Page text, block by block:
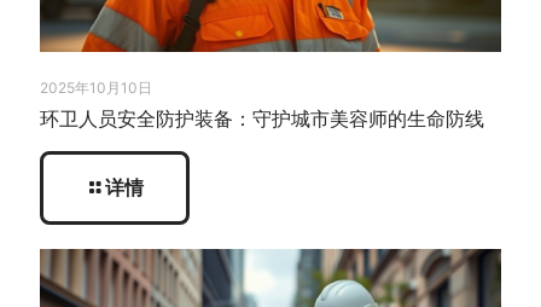
2025年10月10日
环卫人员安全防护装备：守护城市美容师的生命防线
详情